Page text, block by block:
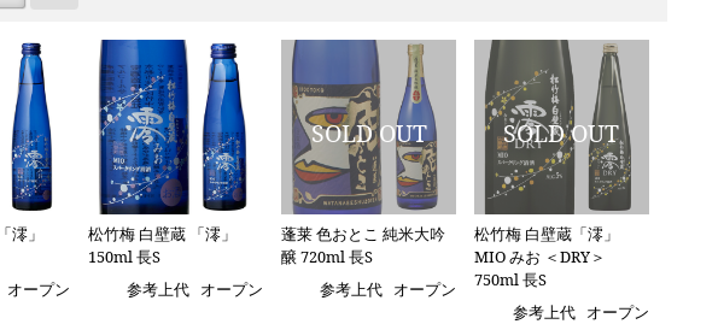
澪」
オープン
松竹梅 白壁蔵 「澪」
150ml 長S
参考上代 オープン
蓬莱 色おとこ 純米大吟
醸 720ml 長S
参考上代 オープン
松竹梅 白壁蔵「澪」
MIO みお ＜DRY＞
750ml 長S
参考上代 オープン